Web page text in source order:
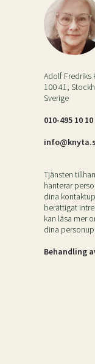
Adolf Fredriks
100 41,
Sverige
010-495 10 10
Tjänsten
hanterar
dina
berättigat
kan läsa mer
dina
Behandling